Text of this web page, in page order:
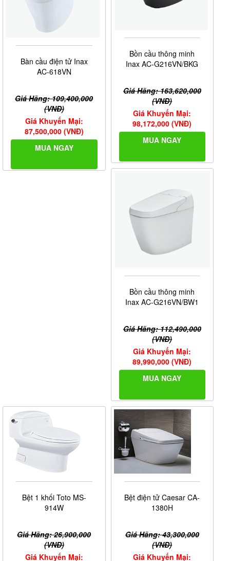
Bàn cầu điện tử Inax
AC-618VN
Giá Hãng: 109,400,000
(VNĐ)
Giá Khuyến Mại:
87,500,000 (VNĐ)
MUA NGAY
Bồn cầu thông minh
Inax AC-G216VN/BKG
Giá Hãng: 163,620,000
(VNĐ)
Giá Khuyến Mại:
98,172,000 (VNĐ)
MUA NGAY
Bồn cầu thông minh
Inax AC-G216VN/BW1
Giá Hãng: 112,490,000
(VNĐ)
Giá Khuyến Mại:
89,990,000 (VNĐ)
MUA NGAY
Bệt 1 khối Toto MS-
914W
Giá Hãng: 26,900,000
(VNĐ)
Giá Khuyến Mại:
Bệt điện tử Caesar CA-
1380H
Giá Hãng: 43,300,000
(VNĐ)
Giá Khuyến Mại: